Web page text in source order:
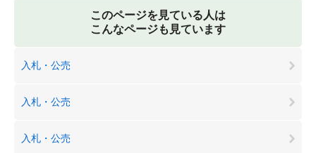
このページを見ている人は
こんなページも見ています
入札・公売
入札・公売
入札・公売